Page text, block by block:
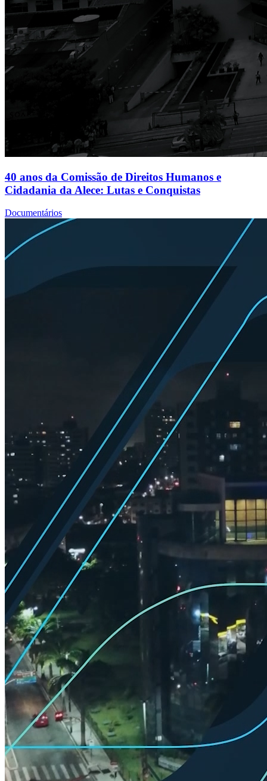
40 anos da Comissão de Direitos Humanos e
Cidadania da Alece: Lutas e Conquistas
Documentários